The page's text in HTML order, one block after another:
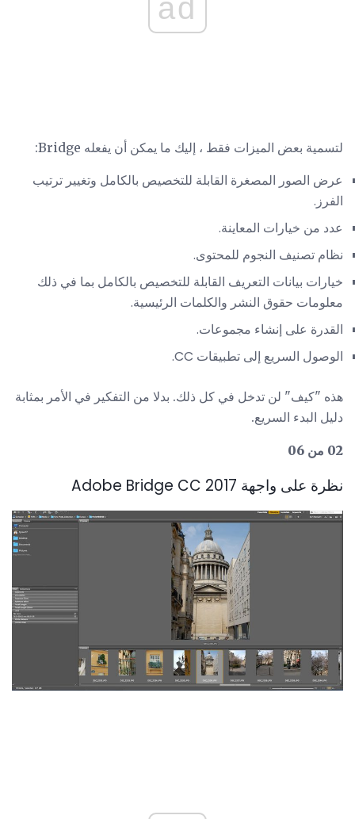
ad
لتسمية بعض الميزات فقط ، إليك ما يمكن أن يفعله Bridge:
عرض الصور المصغرة القابلة للتخصيص بالكامل وتغيير ترتيب
الفرز.
عدد من خيارات المعاينة.
نظام تصنيف النجوم للمحتوى.
خيارات بيانات التعريف القابلة للتخصيص بالكامل بما في ذلك
معلومات حقوق النشر والكلمات الرئيسية.
القدرة على إنشاء مجموعات.
الوصول السريع إلى تطبيقات CC.
هذه "كيف" لن تدخل في كل ذلك. بدلا من التفكير في الأمر بمثابة
دليل البدء السريع.
02 من 06
نظرة على واجهة Adobe Bridge CC 2017